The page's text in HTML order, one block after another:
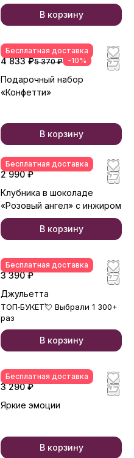
В корзину
Бесплатная доставка
4 833 ₽5 370 ₽ -10%
Подарочный набор
«Конфетти»
В корзину
Бесплатная доставка
2 990 ₽
Клубника в шоколаде
«Розовый ангел» с инжиром
В корзину
Бесплатная доставка
3 390 ₽
Джульетта
ТОП‑БУКЕТ💘 Выбрали 1 300+
раз
В корзину
Бесплатная доставка
3 290 ₽
Яркие эмоции
В корзину